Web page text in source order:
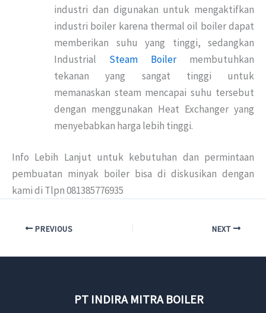
industri dan digunakan untuk mengaktifkan
industri boiler karena thermal oil boiler dapat
memberikan suhu yang tinggi, sedangkan
Industrial Steam Boilermembutuhkan
tekanan yang sangat tinggi untuk
memanaskan steam mencapai suhu tersebut
dengan menggunakan Heat Exchanger yang
menyebabkan harga lebih tinggi.
Info Lebih Lanjut untuk kebutuhan dan permintaan
pembuatan minyak boiler bisa di diskusikan dengan
kami di Tlpn 081385776935
PREVIOUS NEXT
PT INDIRA MITRA BOILER